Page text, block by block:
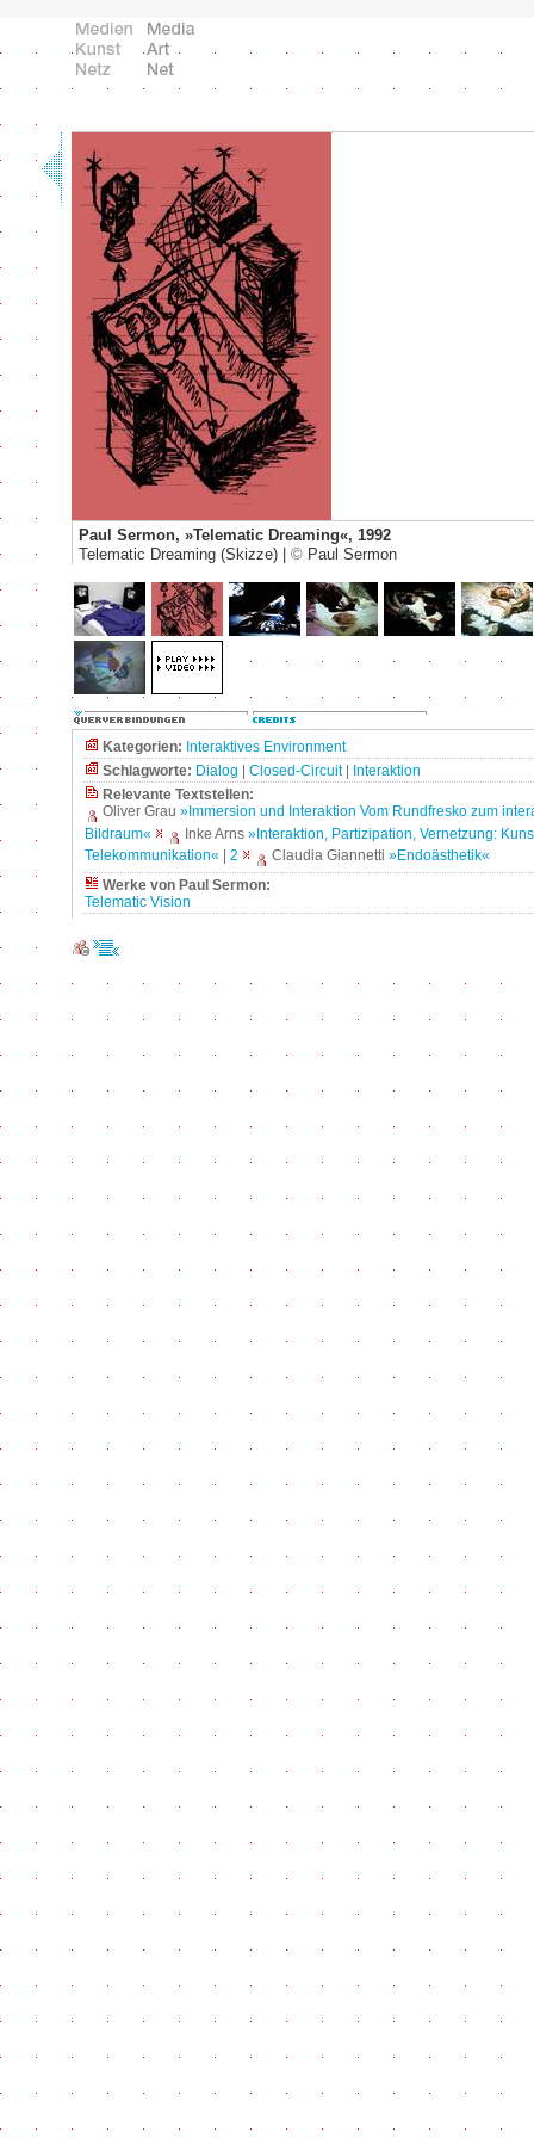
Paul Sermon, »Telematic Dreaming«, 1992
Telematic Dreaming (Skizze) | © Paul Sermon
Kategorien: Interaktives Environment
Schlagworte: Dialog Closed-Circuit|
Interaktion
Relevante Textstellen:
Oliver Grau »Immersion und Interaktion Vom Rundfresko zum
Bildraum«
Inke Arns »Interaktion, Partizipation, Vernetzung:
Telekommunikation«
2 Claudia Giannetti »Endoästhetik«
Werke von Paul Sermon:
Telematic Vision